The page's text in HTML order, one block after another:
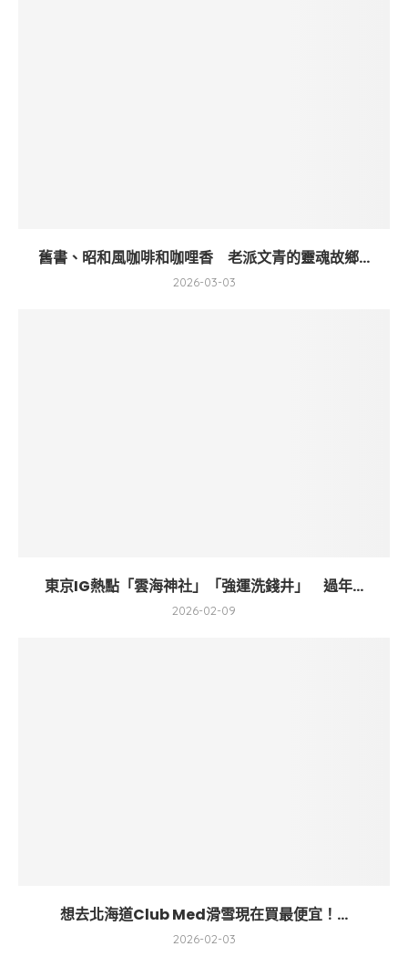
舊書、昭和風咖啡和咖哩香 老派文青的靈魂故鄉...
2026-03-03
東京IG熱點「雲海神社」「強運洗錢井」 過年...
2026-02-09
想去北海道Club Med滑雪現在買最便宜！...
2026-02-03